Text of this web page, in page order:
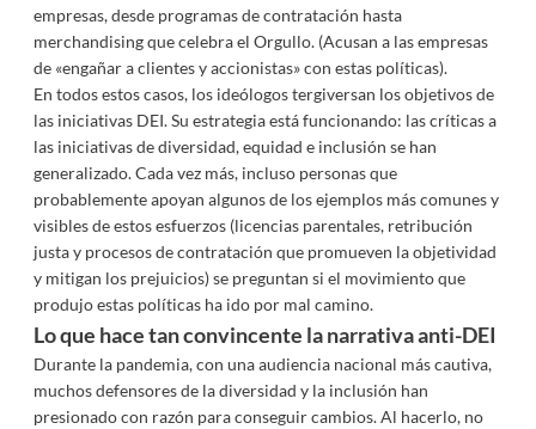
empresas, desde programas de contratación hasta
merchandising que celebra el Orgullo. (Acusan a las empresas
de «engañar a clientes y accionistas» con estas políticas).
En todos estos casos, los ideólogos tergiversan los objetivos de
las iniciativas DEI. Su estrategia está funcionando: las críticas a
las iniciativas de diversidad, equidad e inclusión se han
generalizado. Cada vez más, incluso personas que
probablemente apoyan algunos de los ejemplos más comunes y
visibles de estos esfuerzos (licencias parentales, retribución
justa y procesos de contratación que promueven la objetividad
y mitigan los prejuicios) se preguntan si el movimiento que
produjo estas políticas ha ido por mal camino.
Lo que hace tan convincente la narrativa anti-DEI
Durante la pandemia, con una audiencia nacional más cautiva,
muchos defensores de la diversidad y la inclusión han
presionado con razón para conseguir cambios. Al hacerlo, no